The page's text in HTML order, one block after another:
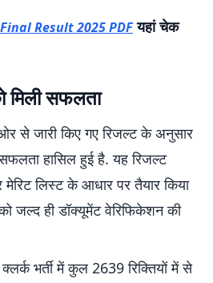
Result 2025 PDFयहां चेक
मिली सफलता
ओर से जारी किए गए रिजल्ट के अनुसार
हासिल हुई है. यह रिजल्ट
मेरिट लिस्ट के आधार पर तैयार किया
को जल्द ही डॉक्यूमेंट वेरिफिकेशन की
भर्ती में कुल 2639 रिक्तियों में से